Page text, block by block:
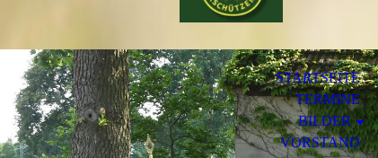
STARTSEITE
TERMINE
BILDER
VORSTAND